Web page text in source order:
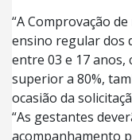
“A Comprovação
ensino regular dos
entre 03 e 17 anos,
superior a 80%,
ocasião da
“As gestantes
acompanhamento